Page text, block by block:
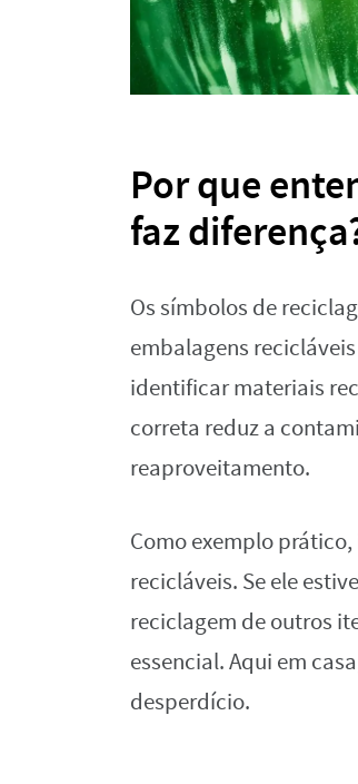
Por que
faz
Os símbolos de
embalagens
identificar materiais
correta reduz a
reaproveitamento.
Como exemplo
recicláveis. Se ele
reciclagem de outros
essencial. Aqui em
desperdício.